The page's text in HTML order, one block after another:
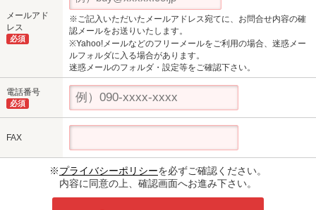
メールアド
レス
必須
※ご記入いただいたメールアドレス宛てに、お問合せ内容の確
認メールをお送りいたします。
※Yahoo!メールなどのフリーメールをご利用の場合、迷惑メー
ルフォルダに入る場合があります。
迷惑メールのフォルダ・設定等をご確認下さい。
電話番号
必須
FAX
※プライバシーポリシーを必ずご確認ください。
内容に同意の上、確認画面へお進み下さい。